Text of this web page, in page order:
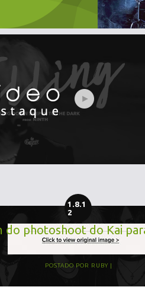
1.8.1
2
do photoshoot do Kai
POSTADO POR RUBY